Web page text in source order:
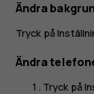
Ändra
Tryck på
Ändra
Tryck på